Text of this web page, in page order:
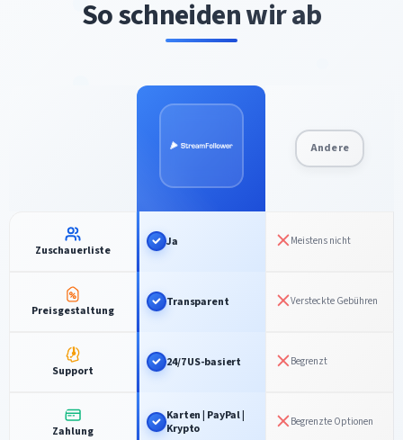
So schneiden wir ab
Andere
Zuschauerliste
Ja Meistens nicht
Preisgestaltung
Transparent Versteckte Gebühren
Support
24/7 US-basiert Begrenzt
Zahlung
Karten | PayPal |
Krypto
Begrenzte Optionen